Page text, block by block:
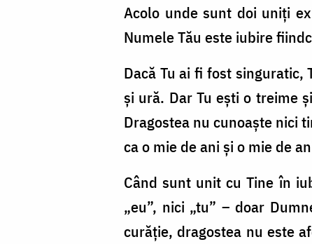
Acolo unde sunt doi uniți
Numele Tău este iubire
Dacă Tu ai fi fost
și ură. Dar Tu ești o treime
Dragostea nu cunoaște nici
ca o mie de ani și o mie de
Când sunt unit cu Tine în
„eu”, nici „tu” – doar
curăție, dragostea nu este